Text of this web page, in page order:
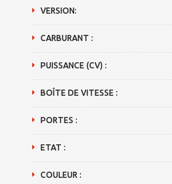
VERSION:
CARBURANT :
PUISSANCE (CV) :
BOÎTE DE VITESSE :
PORTES :
ETAT :
COULEUR :